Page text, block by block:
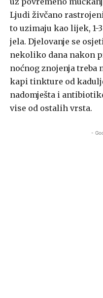
Ljudi živčano
to uzimaju kao lijek, 1-
jela. Djelovanje se
nekoliko dana nakon
noćnog znojenja treba
kapi tinkture od
nadomješta i
vise od ostalih vrsta.
-